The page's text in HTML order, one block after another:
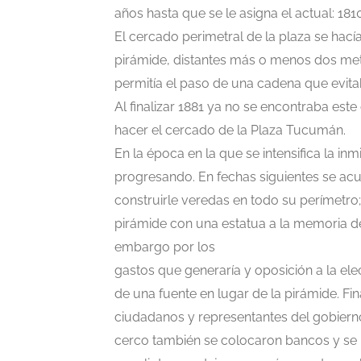
años hasta que se le asigna el actual:
El cercado perimetral de la plaza se
pirámide, distantes más o menos dos
permitía el paso de una cadena que
Al finalizar 1881 ya no se encontraba
hacer el cercado de la Plaza Tucumán.
En la época en la que se intensifica la
progresando. En fechas siguientes se
construirle veredas en todo su
pirámide con una estatua a la memoria
embargo por los
gastos que generaría y oposición a la
de una fuente en lugar de la pirámide.
ciudadanos y representantes del
cerco también se colocaron bancos y